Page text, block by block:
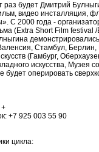
раз будет Дмитрий
видео инсталляция,
С 2000 года -
(Extra Short Film
Стамбул,
(Гамбург,
искусства, Музея
будет оперировать
+7 925 003 55 90
цикла: